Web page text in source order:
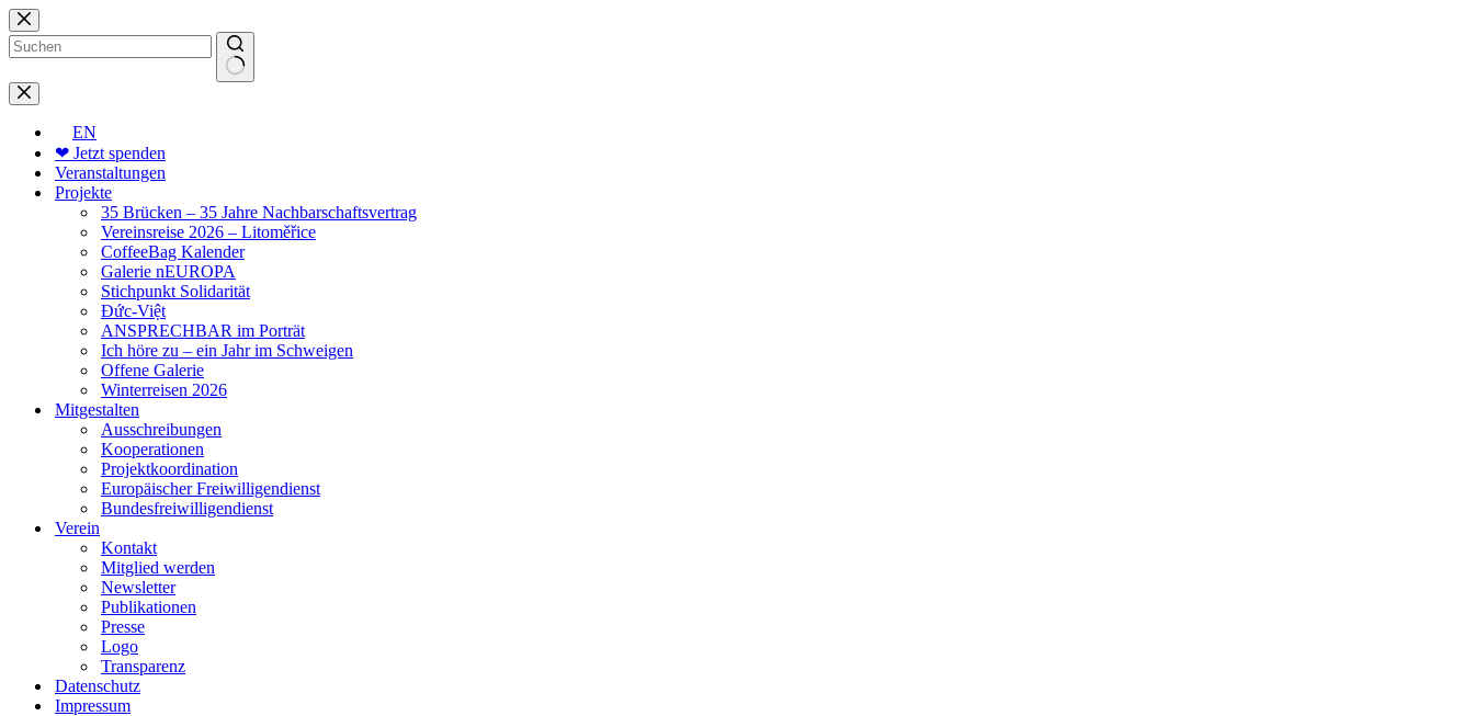
Zum
Inhalt
springen
Keine
Ergebnisse
EN
❤ Jetzt spenden
Veranstaltungen
Projekte
35 Brücken – 35 Jahre Nachbarschaftsvertrag
Vereinsreise 2026 – Litoměřice
CoffeeBag Kalender
Galerie nEUROPA
Stichpunkt Solidarität
Đức-Việt
ANSPRECHBAR im Porträt
Ich höre zu – ein Jahr im Schweigen
Offene Galerie
Winterreisen 2026
Mitgestalten
Ausschreibungen
Kooperationen
Projektkoordination
Europäischer Freiwilligendienst
Bundesfreiwilligendienst
Verein
Kontakt
Mitglied werden
Newsletter
Publikationen
Presse
Logo
Transparenz
Datenschutz
Impressum